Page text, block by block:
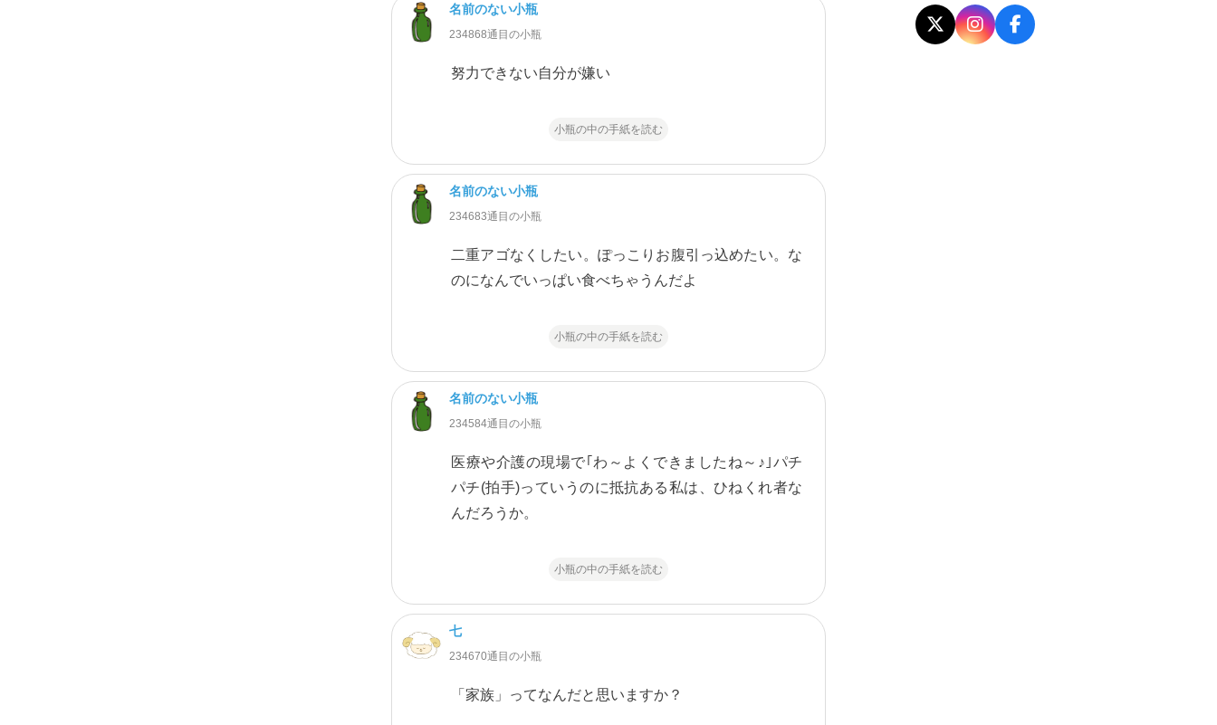
名前のない小瓶
234868通目の小瓶
努力できない自分が嫌い
小瓶の中の手紙を読む
名前のない小瓶
234683通目の小瓶
二重アゴなくしたい。ぽっこりお腹引っ込めたい。な
のになんでいっぱい食べちゃうんだよ
小瓶の中の手紙を読む
名前のない小瓶
234584通目の小瓶
医療や介護の現場で｢わ～よくできましたね～♪｣パチ
パチ(拍手)っていうのに抵抗ある私は、ひねくれ者な
んだろうか。
小瓶の中の手紙を読む
七
234670通目の小瓶
「家族」ってなんだと思いますか？